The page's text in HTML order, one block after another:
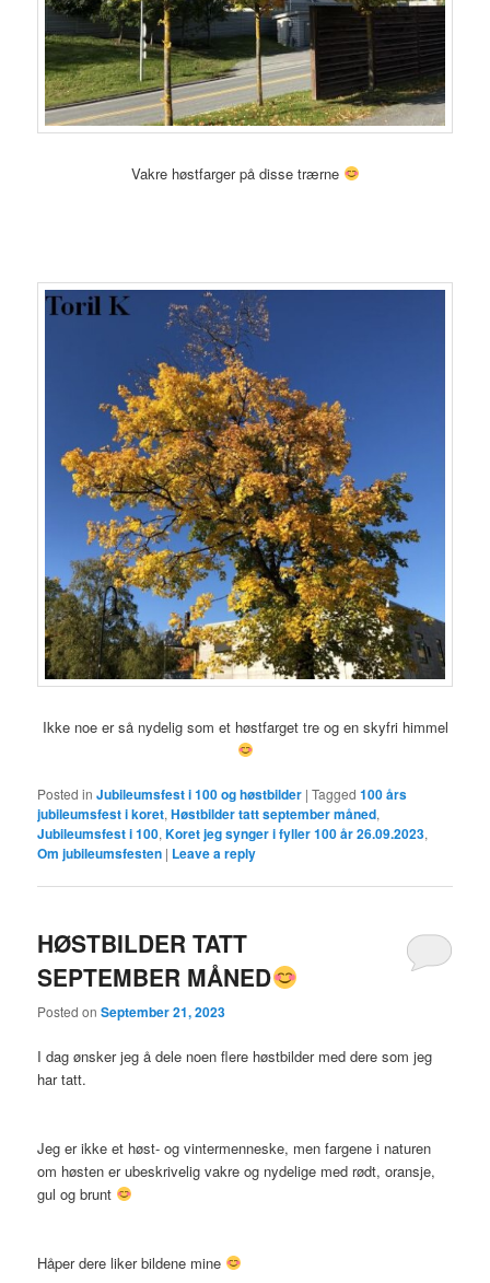
Vakre høstfarger på disse trærne
Ikke noe er så nydelig som et høstfarget tre og en skyfri himmel
Posted in Jubileumsfest i 100 og høstbilder |Tagged 100 års
jubileumsfest i koret,Høstbilder tatt september måned,
Jubileumsfest i 100,Koret jeg synger i fyller 100 år 26.09.2023,
Om jubileumsfesten | Leave a reply
HØSTBILDER TATT
SEPTEMBER MÅNED
Posted onSeptember 21, 2023
I dag ønsker jeg å dele noen flere høstbilder med dere som jeg
har tatt.
Jeg er ikke et høst- og vintermenneske, men fargene i naturen
om høsten er ubeskrivelig vakre og nydelige med rødt, oransje,
gul og brunt
Håper dere liker bildene mine